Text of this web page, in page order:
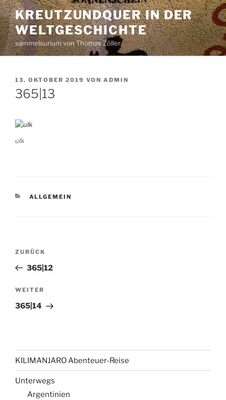
Zum
Inhalt
springen
KREUTZUNDQUER IN DER
WELTGESCHICHTE
sammelsurium von Thomas Zöller
VERÖFFENTLICHT
AM
13. OKTOBER 2019 VON ADMIN
365|13
ulk
KATEGORIEN
ALLGEMEIN
Beitragsnavigation
Vorheriger
Beitrag
ZURÜCK
365|12
Nächster
Beitrag
WEITER
365|14
KILIMANJARO Abenteuer-Reise
Unterwegs
Argentinien